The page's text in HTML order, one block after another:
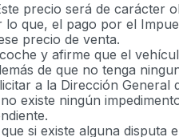
precio será de carácter
que, el pago por el
precio de venta.
y afirme que el
de que no tenga
a la Dirección General
existe ningún
si existe alguna disputa